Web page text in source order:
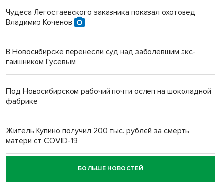
Чудеса Легостаевского заказника показал охотовед
Владимир Коченов
В Новосибирске перенесли суд над заболевшим экс-
гаишником Гусевым
Под Новосибирском рабочий почти ослеп на шоколадной
фабрике
Житель Купино получил 200 тыс. рублей за смерть
матери от COVID-19
Новосибирский суд наказал водителя за смерть
пенсионерки на вокзале
БОЛЬШЕ НОВОСТЕЙ